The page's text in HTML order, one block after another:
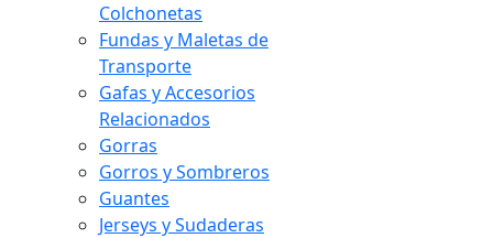
Colchonetas
Fundas y Maletas de
Transporte
Gafas y Accesorios
Relacionados
Gorras
Gorros y Sombreros
Guantes
Jerseys y Sudaderas